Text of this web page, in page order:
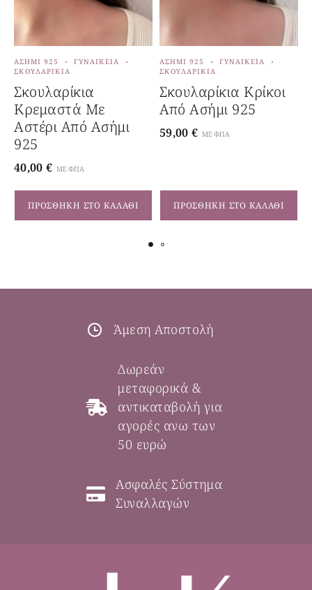
ΠΡΟΣΘΉΚΗ ΣΤΟ ΚΑΛΆΘΙ
ΑΣΉΜΙ 925
ΓΥΝΑΙΚΕΊΑ
ΣΚΟΥΛΑΡΊΚΙΑ
Σκουλαρίκια
Κρεμαστά Με
Αστέρι Από Ασήμι
925
40,00 € ΜΕ ΦΠΑ
ΠΡΟΣΘΉΚΗ ΣΤΟ ΚΑΛΆΘΙ
ΑΣΉΜΙ 925
ΓΥΝΑΙΚΕΊΑ
ΣΚΟΥΛΑΡΊΚΙΑ
Σκουλαρίκια Κρίκοι
Από Ασήμι 925
59,00 € ΜΕ ΦΠΑ
Άμεση Αποστολή
Δωρεάν
μεταφορικά &
αντικαταβολή για
αγορές ανω των
50 ευρώ
Ασφαλές Σύστημα
Συναλλαγών